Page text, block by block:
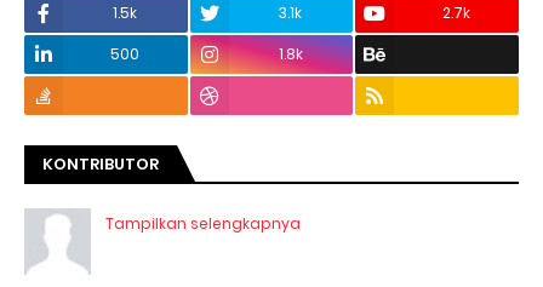
1.5k 3.1k
2.7k
500
1.8k
KONTRIBUTOR
Tampilkan selengkapnya